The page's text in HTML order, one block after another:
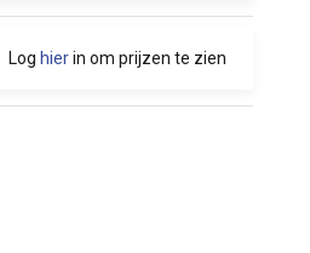
Log hierin om prijzen te zien